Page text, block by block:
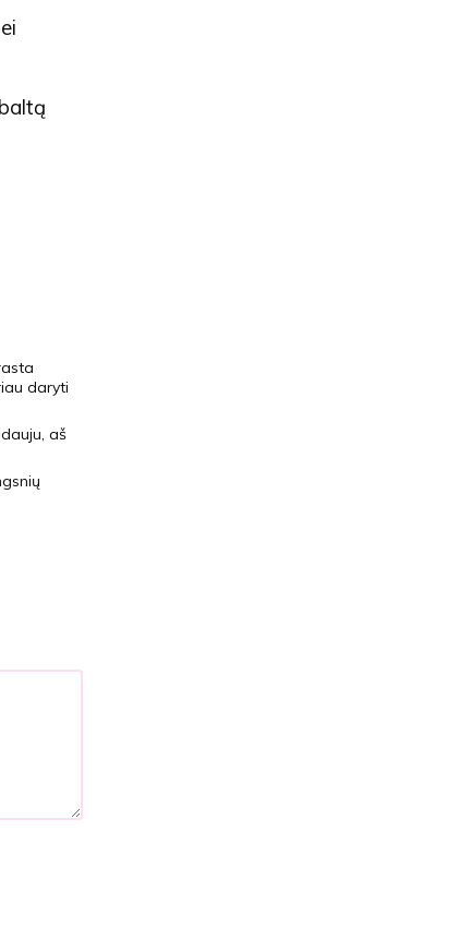
daryti
aš